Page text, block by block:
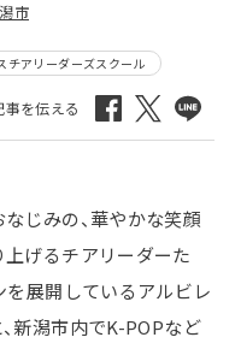
市
チアリーダーズスクール
じみの、華やかな笑顔
げるチアリーダーた
を展開しているアルビレ
新潟市内でK-POPなど